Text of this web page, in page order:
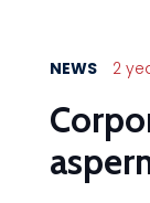
NEWS 2